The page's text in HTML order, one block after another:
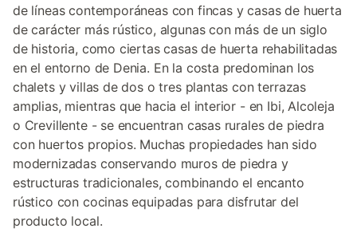
de líneas contemporáneas con fincas y casas de huerta
de carácter más rústico, algunas con más de un siglo
de historia, como ciertas casas de huerta rehabilitadas
en el entorno de Denia. En la costa predominan los
chalets y villas de dos o tres plantas con terrazas
amplias, mientras que hacia el interior - en Ibi, Alcoleja
o Crevillente - se encuentran casas rurales de piedra
con huertos propios. Muchas propiedades han sido
modernizadas conservando muros de piedra y
estructuras tradicionales, combinando el encanto
rústico con cocinas equipadas para disfrutar del
producto local.